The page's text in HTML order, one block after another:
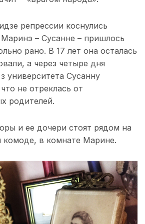
репрессии коснулись
– Сусанне – пришлось
рано. В 17 лет она осталась
а через четыре дня
университета Сусанну
не отреклась от
родителей.
и ее дочери стоят рядом на
комоде, в комнате Марине.